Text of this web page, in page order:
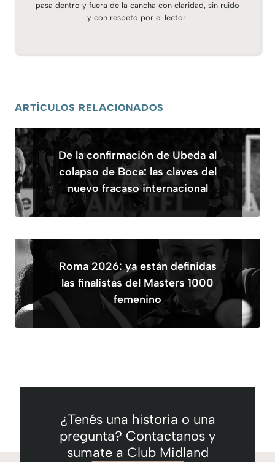
pasa dentro y fuera de la cancha con claridad, sin ruido
y con respeto por el lector.
ARTÍCULOS RELACIONADOS
De la confirmación de Ubeda al
colapso de Boca: las claves del
nuevo fracaso internacional
Roma 2026: ya están definidas
las finalistas del Masters 1000
femenino
¿Tenés una historia o una
pregunta? Contactanos y
sumate a Club Midland